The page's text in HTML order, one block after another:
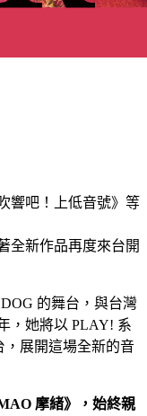
響吧！上低音號》等
全新作品再度來台開
的舞台，與台灣
，她將以 PLAY! 系
，展開這場全新的音
摩緒》，始終親